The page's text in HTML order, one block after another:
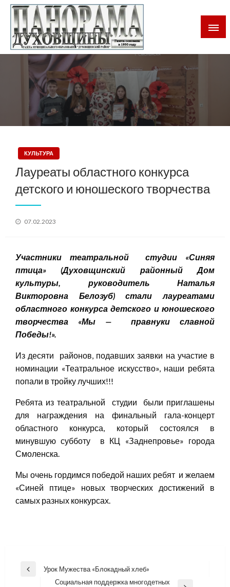
Панорама Духовщины
Газета Духовщинского района Смоленской области
КУЛЬТУРА
Лауреаты областного конкурса
детского и юношеского творчества
Posted
07.02.2023
Участники театральной студии «Синяя
птица» (Духовщинский районный Дом
культуры, руководитель Наталья
Викторовна Белозуб) стали лауреатами
областного конкурса детского и юношеского
творчества «Мы — правнуки славной
Победы!».
Из десяти районов, подавших заявки на участие в
номинации «Театральное искусство», наши ребята
попали в тройку лучших!!!
Ребята из театральной студии были приглашены
для награждения на финальный гала-концерт
областного конкурса, который состоялся в
минувшую субботу в КЦ «Заднепровье» города
Смоленска.
Мы очень гордимся победой наших ребят и желаем
«Синей птице» новых творческих достижений в
самых разных конкурсах.
Навигация
Previous
Урок Мужества «Блокадный хлеб»
Социальная поддержка многодетных